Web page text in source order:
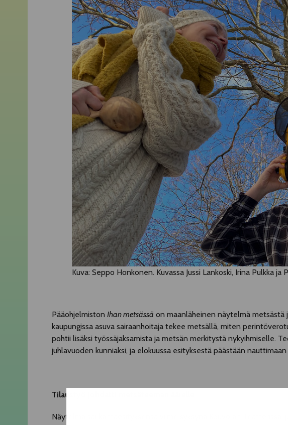
Kuva: Seppo Honkonen. Kuvassa Jussi Lankoski, Irina Pulkka ja
Pääohjelmiston Ihan metsässä on maanläheinen näytelmä metsästä
kaupungissa asuva sairaanhoitaja tekee metsällä, miten
pohtii lisäksi työssäjaksamista ja metsän merkitystä nykyihmiselle.
juhlavuoden kunniaksi, ja elokuussa esityksestä päästään
Tilaustyö johdatti metsäteeman äärelle
Näytelmä sai kantaesityksensä viime syksynä Kouvolan